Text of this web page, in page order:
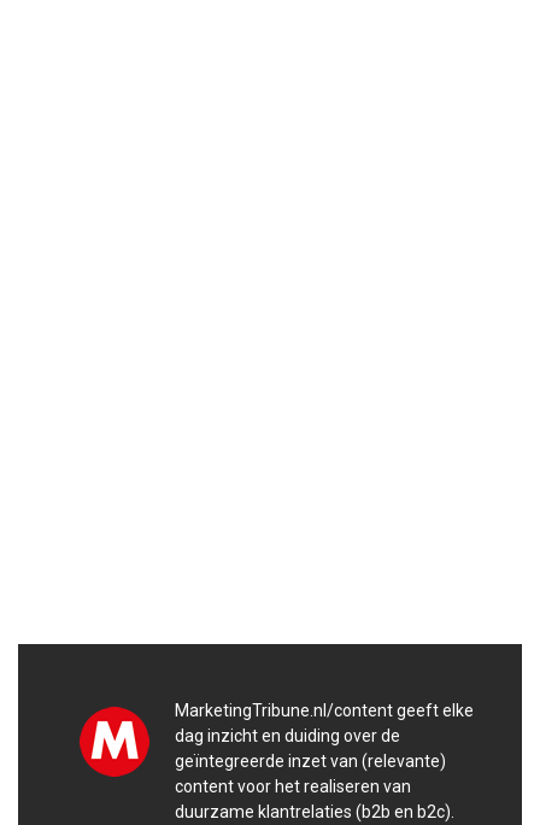
MarketingTribune.nl/content geeft elke
dag inzicht en duiding over de
geïntegreerde inzet van (relevante)
content voor het realiseren van
duurzame klantrelaties (b2b en b2c).